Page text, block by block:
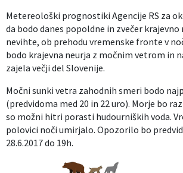
Metereološki prognostiki Agencije RS za
da bodo danes popoldne in zvečer
nevihte, ob prehodu vremenske fronte v
bodo krajevna neurja z močnim vetrom in
zajela večji del Slovenije.
Močni sunki vetra zahodnih smeri bodo
(predvidoma med 20 in 22 uro). Morje bo
so možni hitri porasti hudourniških voda.
polovici noči umirjalo. Opozorilo bo
28.6.2017 do 19h.
Izobraževanje
Kultura, šport in turizem
Sociala in zdravstvo
Skupna občinska uprava